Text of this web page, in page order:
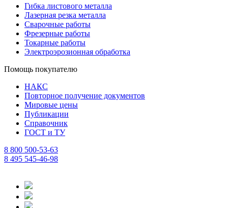
Гибка листового металла
Лазерная резка металла
Сварочные работы
Фрезерные работы
Токарные работы
Электроэрозионная обработка
Помощь покупателю
НАКС
Повторное получение документов
Мировые цены
Публикации
Справочник
ГОСТ и ТУ
8 800 500-53-63
8 495 545-46-98